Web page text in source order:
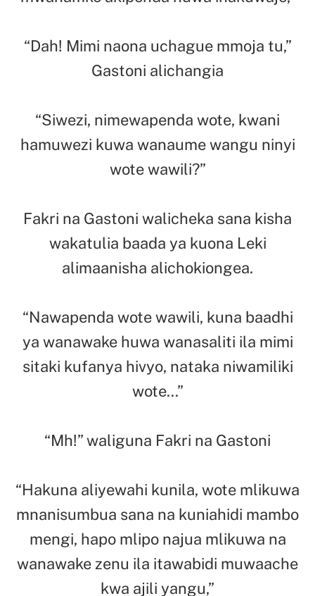
“Dah! Mimi naona uchague mmoja tu,”
Gastoni alichangia
“Siwezi, nimewapenda wote, kwani
hamuwezi kuwa wanaume wangu ninyi
wote wawili?”
Fakri na Gastoni walicheka sana kisha
wakatulia baada ya kuona Leki
alimaanisha alichokiongea.
“Nawapenda wote wawili, kuna baadhi
ya wanawake huwa wanasaliti ila mimi
sitaki kufanya hivyo, nataka niwamiliki
wote…”
“Mh!” waliguna Fakri na Gastoni
“Hakuna aliyewahi kunila, wote mlikuwa
mnanisumbua sana na kuniahidi mambo
mengi, hapo mlipo najua mlikuwa na
wanawake zenu ila itawabidi muwaache
kwa ajili yangu,”